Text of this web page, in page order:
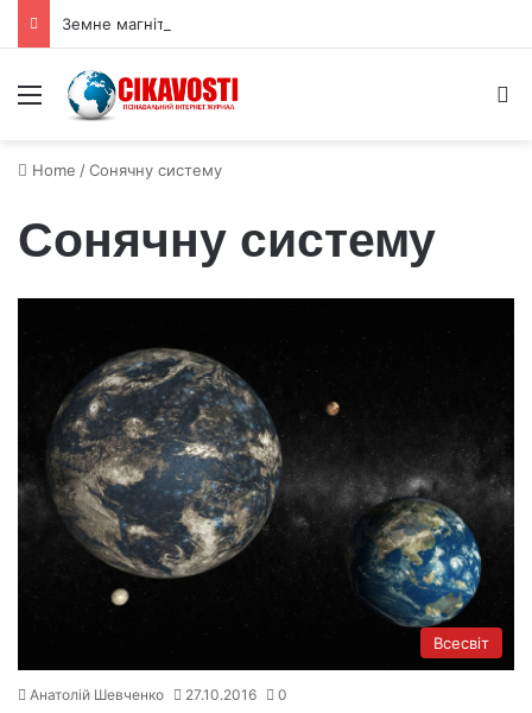
Menu
Home /Сонячну систему
Сонячну систему
Всесвіт
Анатолій Шевченко 27.10.2016 0